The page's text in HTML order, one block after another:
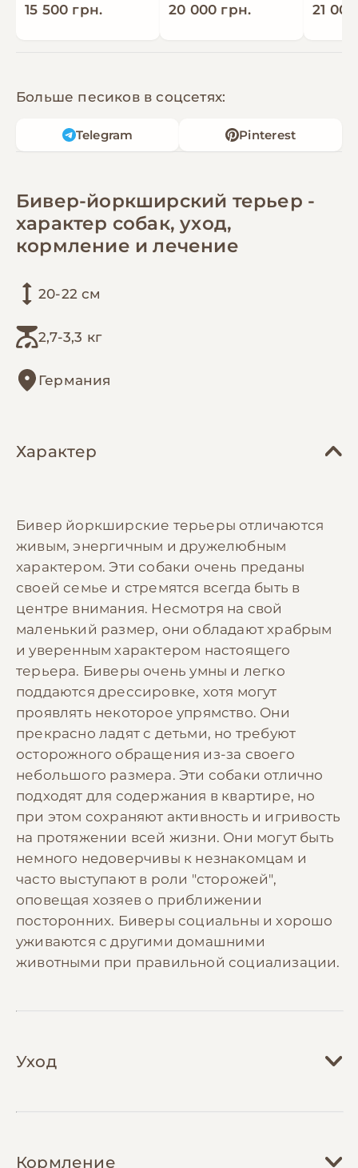
15 500 грн. 20 000 грн. 21
Больше песиков в соцсетях:
Telegram Pinterest
Бивер-йоркширский терьер -
характер собак, уход,
кормление и лечение
20-22 см
2,7-3,3 кг
Германия
Характер
Бивер йоркширские терьеры отличаются
живым, энергичным и дружелюбным
характером. Эти собаки очень преданы
своей семье и стремятся всегда быть в
центре внимания. Несмотря на свой
маленький размер, они обладают храбрым
и уверенным характером настоящего
терьера. Биверы очень умны и легко
поддаются дрессировке, хотя могут
проявлять некоторое упрямство. Они
прекрасно ладят с детьми, но требуют
осторожного обращения из-за своего
небольшого размера. Эти собаки отлично
подходят для содержания в квартире, но
при этом сохраняют активность и игривость
на протяжении всей жизни. Они могут быть
немного недоверчивы к незнакомцам и
часто выступают в роли "сторожей",
оповещая хозяев о приближении
посторонних. Биверы социальны и хорошо
уживаются с другими домашними
животными при правильной социализации.
Уход
требует значительного времени и
Кормление